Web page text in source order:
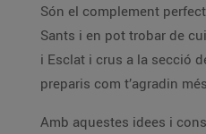
Són el complement
Sants i en pot trobar de
i Esclat i crus a la secció
preparis com t’agradin més.
Amb aquestes idees i